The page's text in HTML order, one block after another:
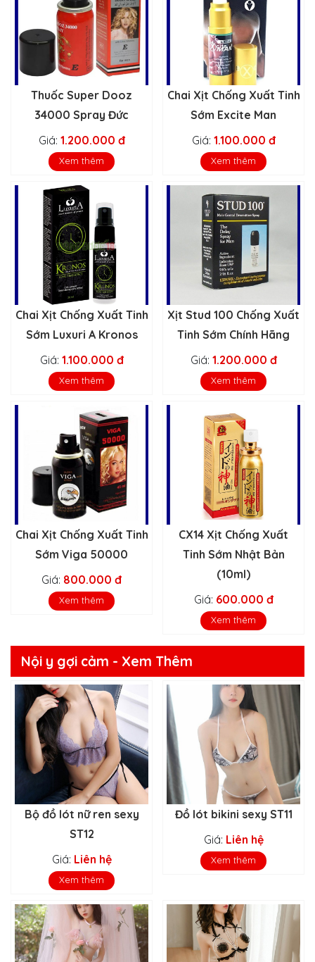
Thuốc Super Dooz
34000 Spray Đức
Giá: 1.200.000 đ
Xem thêm
Chai Xịt Chống Xuất Tinh
Sớm Excite Man
Giá: 1.100.000 đ
Xem thêm
Chai Xịt Chống Xuất Tinh
Sớm Luxuri A Kronos
Giá: 1.100.000 đ
Xem thêm
Xịt Stud 100 Chống Xuất
Tinh Sớm Chính Hãng
Giá: 1.200.000 đ
Xem thêm
Chai Xịt Chống Xuất Tinh
Sớm Viga 50000
Giá: 800.000 đ
Xem thêm
CX14 Xịt Chống Xuất
Tinh Sớm Nhật Bản
(10ml)
Giá: 600.000 đ
Xem thêm
Nội y gợi cảm - Xem Thêm
Bộ đồ lót nữ ren sexy
ST12
Giá: Liên hệ
Xem thêm
Đồ lót bikini sexy ST11
Giá: Liên hệ
Xem thêm